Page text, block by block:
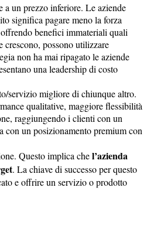
un prezzo inferiore. Le aziende
significa pagare meno la forza
benefici immateriali quali
possono utilizzare
non ha mai ripagato le aziende
una leadership di costo
servizio migliore di chiunque altro.
qualitative, maggiore flessibilità
raggiungendo i clienti con un
con un posizionamento premium con
Questo implica chel’azienda
. La chiave di successo per questo
e offrire un servizio o prodotto